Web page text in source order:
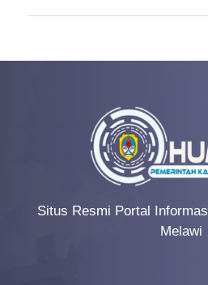
Situs Resmi Portal
Melawi